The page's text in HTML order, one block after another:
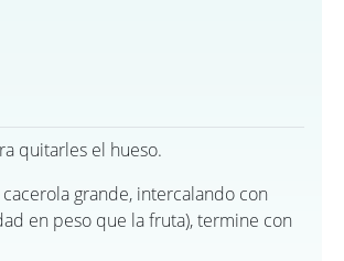
quitarles el hueso.
grande, intercalando con
en peso que la fruta), termine con